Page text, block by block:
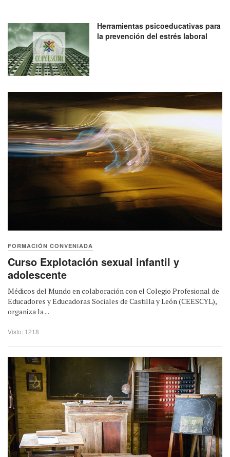
Herramientas psicoeducativas para
la prevención del estrés laboral
FORMACIÓN CONVENIADA
Curso Explotación sexual infantil y
adolescente
Médicos del Mundo en colaboración con el Colegio Profesional de
Educadores y Educadoras Sociales de Castilla y León (CEESCYL),
organiza la ...
Visto: 1218